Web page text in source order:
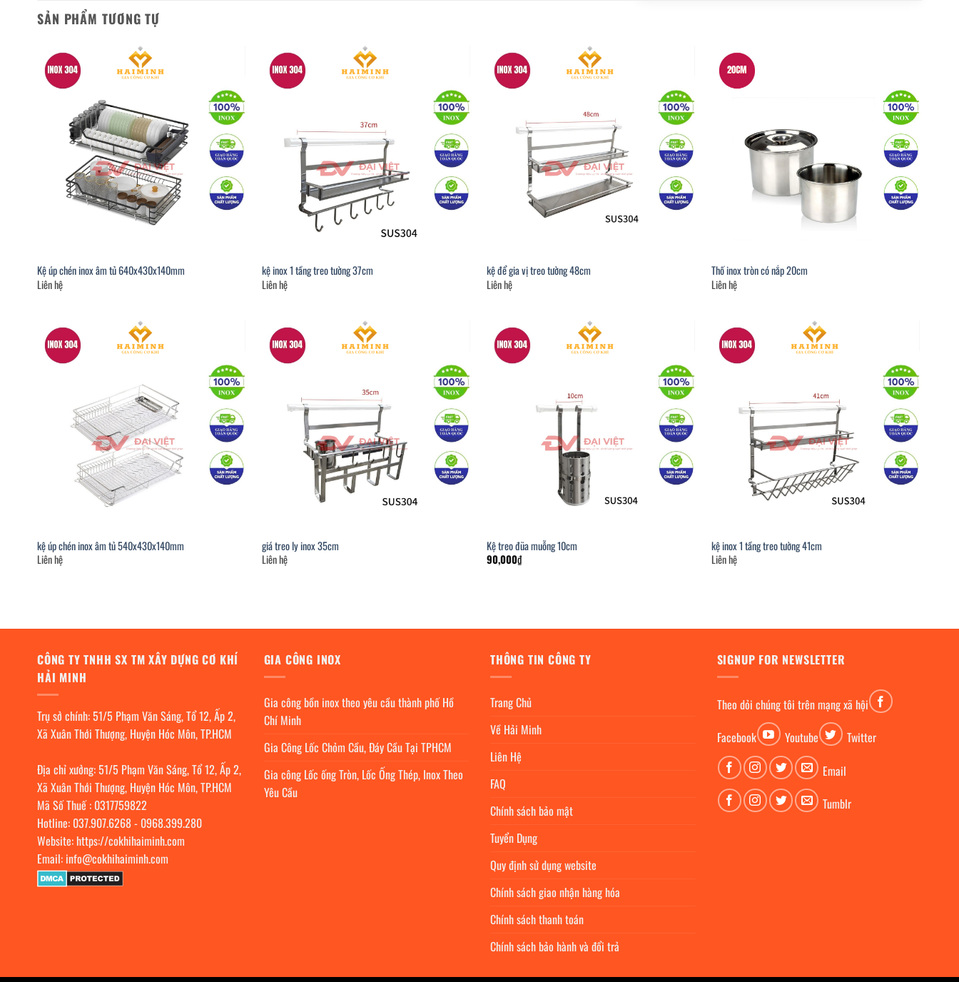
SẢN PHẨM TƯƠNG TỰ
Kệ úp chén inox âm tủ 640x430x140mm
Liên hệ
kệ inox 1 tầng treo tường 37cm
Liên hệ
kệ để gia vị treo tường 48cm
Liên hệ
Thố inox tròn có nắp 20cm
Liên hệ
kệ úp chén inox âm tủ 540x430x140mm
Liên hệ
giá treo ly inox 35cm
Liên hệ
Kệ treo đũa muỗng 10cm
90,000₫
kệ inox 1 tầng treo tường 41cm
Liên hệ
CÔNG TY TNHH SX TM XÂY DỰNG CƠ KHÍ
HẢI MINH
Trụ sở chính: 51/5 Phạm Văn Sáng, Tổ 12, Ấp 2,
Xã Xuân Thới Thượng, Huyện Hóc Môn, TP.HCM
Địa chỉ xưởng: 51/5 Phạm Văn Sáng, Tổ 12, Ấp 2,
Xã Xuân Thới Thượng, Huyện Hóc Môn, TP.HCM
Mã Số Thuế : 0317759822
Hotline: 037.907.6268- 0968.399.280
Website: https://cokhihaiminh.com
Email: info@cokhihaiminh.com
GIA CÔNG INOX
Gia công bồn inox theo yêu cầu thành phố Hồ
Chí Minh
Gia Công Lốc Chỏm Cầu, Đáy Cầu Tại TPHCM
Gia công Lốc ống Tròn, Lốc Ống Thép, Inox Theo
Yêu Cầu
THÔNG TIN CÔNG TY
Trang Chủ
Về Hải Minh
Liên Hệ
FAQ
Chính sách bảo mật
Tuyển Dụng
Quy định sử dụng website
Chính sách giao nhận hàng hóa
Chính sách thanh toán
Chính sách bảo hành và đổi trả
SIGNUP FOR NEWSLETTER
Theo dỏi chúng tôi trên mạng xã hội
Facebook
Youtube
Twitter
Email
Tumblr